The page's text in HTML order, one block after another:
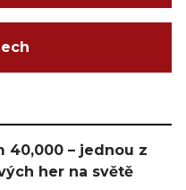
40,000 – jednou z
her na světě